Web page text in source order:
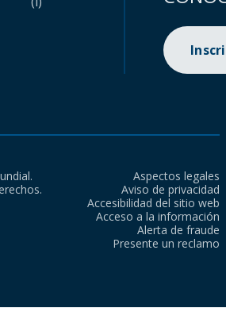
Aspectos legales
Aviso de privacidad
Accesibilidad del sitio web
Acceso a la información
Alerta de fraude
Presente un reclamo